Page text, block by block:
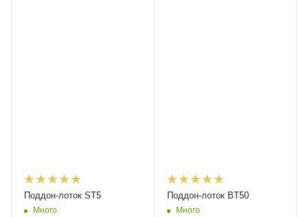
Поддон-лоток ST5
Много
Поддон-лоток BT50
Много